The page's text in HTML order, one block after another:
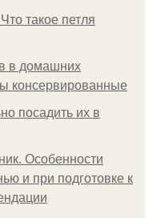
такое петля
в домашних
консервированные
посадить их в
Особенности
и при подготовке к